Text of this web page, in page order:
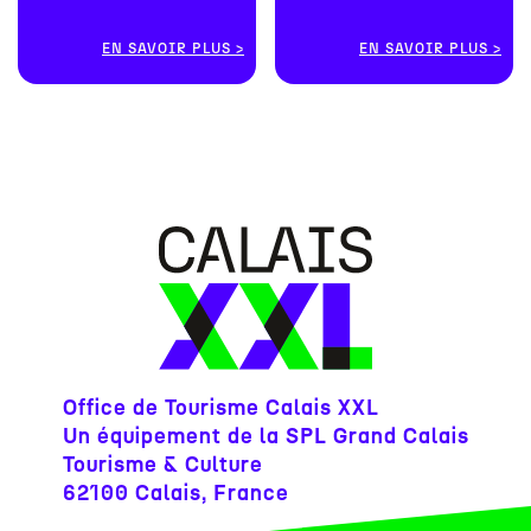
EN SAVOIR PLUS EN SAVOIR PLUS
Office de Tourisme Calais XXL
Un équipement de la SPL Grand Calais
Tourisme & Culture
62100 Calais, France